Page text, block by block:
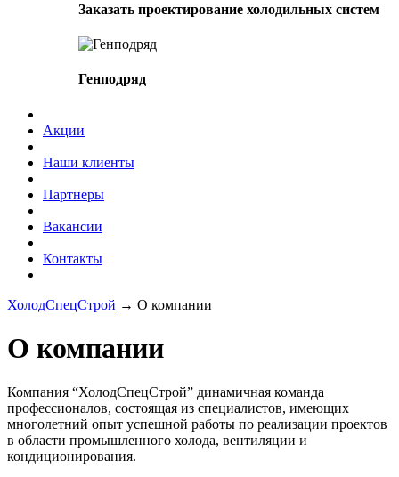
Заказать проектирование холодильных систем
Генподряд
Акции
Наши клиенты
Партнеры
Вакансии
Контакты
ХолодСпецСтрой → О компании
О компании
Компания “ХолодСпецСтрой” динамичная команда
профессионалов, состоящая из специалистов, имеющих
многолетний опыт успешной работы по реализации проектов
в области промышленного холода, вентиляции и
кондиционирования.